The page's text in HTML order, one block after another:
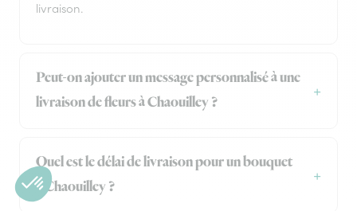
livraison.
Peut-on ajouter un message personnalisé à une
livraison de fleurs à Chaouilley ?
Quel est le délai de livraison pour un bouquet
à Chaouilley ?